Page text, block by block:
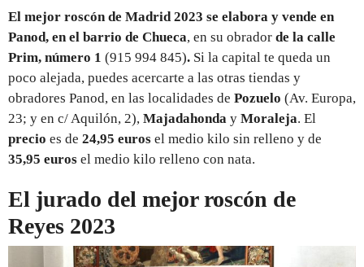
El mejor roscón de Madrid 2023 se elabora y vende en
Panod, en el barrio de Chueca, en su obrador de la calle
Prim, número 1 (915 994 845). Si la capital te queda un
poco alejada, puedes acercarte a las otras tiendas y
obradores Panod, en las localidades de Pozuelo (Av. Europa,
23; y en c/ Aquilón, 2), Majadahonda y Moraleja. El
precio es de 24,95 euros el medio kilo sin relleno y de
35,95 euros el medio kilo relleno con nata.
El jurado del mejor roscón de
Reyes 2023